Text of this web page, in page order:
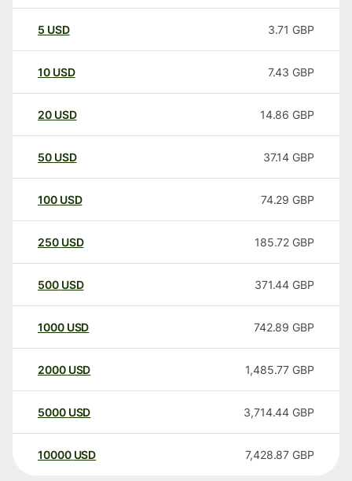
5 USD 3.71 GBP
10 USD 7.43 GBP
20 USD 14.86 GBP
50 USD 37.14 GBP
100 USD 74.29 GBP
250 USD 185.72 GBP
500 USD 371.44 GBP
1000 USD 742.89 GBP
2000 USD 1,485.77 GBP
5000 USD 3,714.44 GBP
10000 USD 7,428.87 GBP